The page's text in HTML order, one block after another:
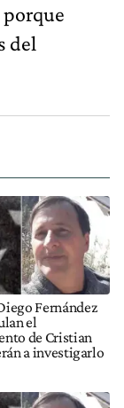
porque
del
Fernández
el
de Cristian
a investigarlo